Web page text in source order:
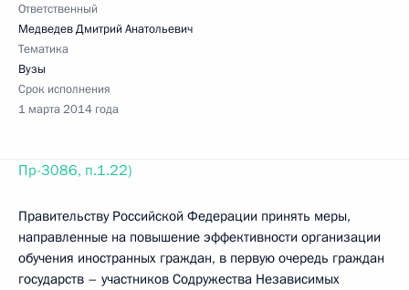
Ответственный
Медведев Дмитрий Анатольевич
Тематика
Вузы
Срок исполнения
1 марта 2014 года
Пр-3086, п.1.22)
Правительству Российской Федерации принять меры,
направленные на повышение эффективности организации
обучения иностранных граждан, в первую очередь граждан
государств – участников Содружества Независимых